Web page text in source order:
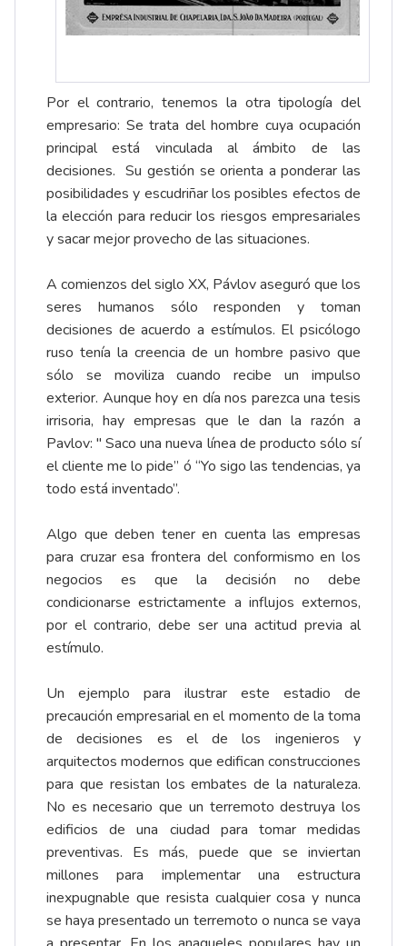
Por el contrario, tenemos la otra tipología del
empresario: Se trata del hombre cuya ocupación
principal está vinculada al ámbito de las
decisiones. Su gestión se orienta a ponderar las
posibilidades y escudriñar los posibles efectos de
la elección para reducir los riesgos empresariales
y sacar mejor provecho de las situaciones.
A comienzos del siglo XX, Pávlov aseguró que los
seres humanos sólo responden y toman
decisiones de acuerdo a estímulos. El psicólogo
ruso tenía la creencia de un hombre pasivo que
sólo se moviliza cuando recibe un impulso
exterior. Aunque hoy en día nos parezca una tesis
irrisoria, hay empresas que le dan la razón a
Pavlov: " Saco una nueva línea de producto sólo sí
el cliente me lo pide” ó “Yo sigo las tendencias, ya
todo está inventado”.
Algo que deben tener en cuenta las empresas
para cruzar esa frontera del conformismo en los
negocios es que la decisión no debe
condicionarse estrictamente a influjos externos,
por el contrario, debe ser una actitud previa al
estímulo.
Un ejemplo para ilustrar este estadio de
precaución empresarial en el momento de la toma
de decisiones es el de los ingenieros y
arquitectos modernos que edifican construcciones
para que resistan los embates de la naturaleza.
No es necesario que un terremoto destruya los
edificios de una ciudad para tomar medidas
preventivas. Es más, puede que se inviertan
millones para implementar una estructura
inexpugnable que resista cualquier cosa y nunca
se haya presentado un terremoto o nunca se vaya